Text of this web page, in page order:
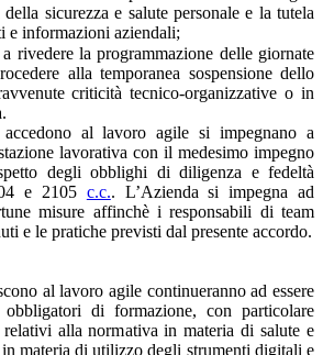
sicurezza e salute personale e la tutela
e informazioni aziendali;
rivedere la programmazione delle giornate
alla temporanea sospensione dello
criticità tecnico-organizzative o in
al lavoro agile si impegnano a
lavorativa con il medesimo impegno
degli obblighi di diligenza e fedeltà
e 2105 c.c.. L’Azienda si impegna ad
misure affinchè i responsabili di team
e le pratiche previsti dal presente accordo.
al lavoro agile continueranno ad essere
di formazione, con particolare
alla normativa in materia di salute e
materia di utilizzo degli strumenti digitali e